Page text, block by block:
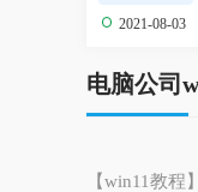
2021-08-03
电脑公司
【win11教程】